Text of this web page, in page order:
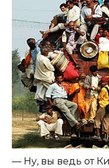
— Ну, вы ведь от